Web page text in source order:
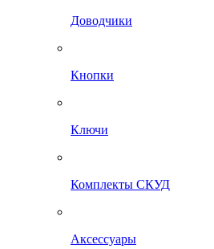
Доводчики
Кнопки
Ключи
Комплекты СКУД
Аксессуары